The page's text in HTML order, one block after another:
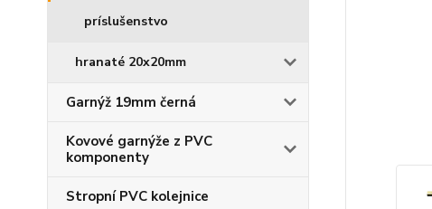
príslušenstvo
hranaté 20x20mm
Garnýž 19mm černá
Kovové garnýže z PVC
komponenty
Stropní PVC kolejnice